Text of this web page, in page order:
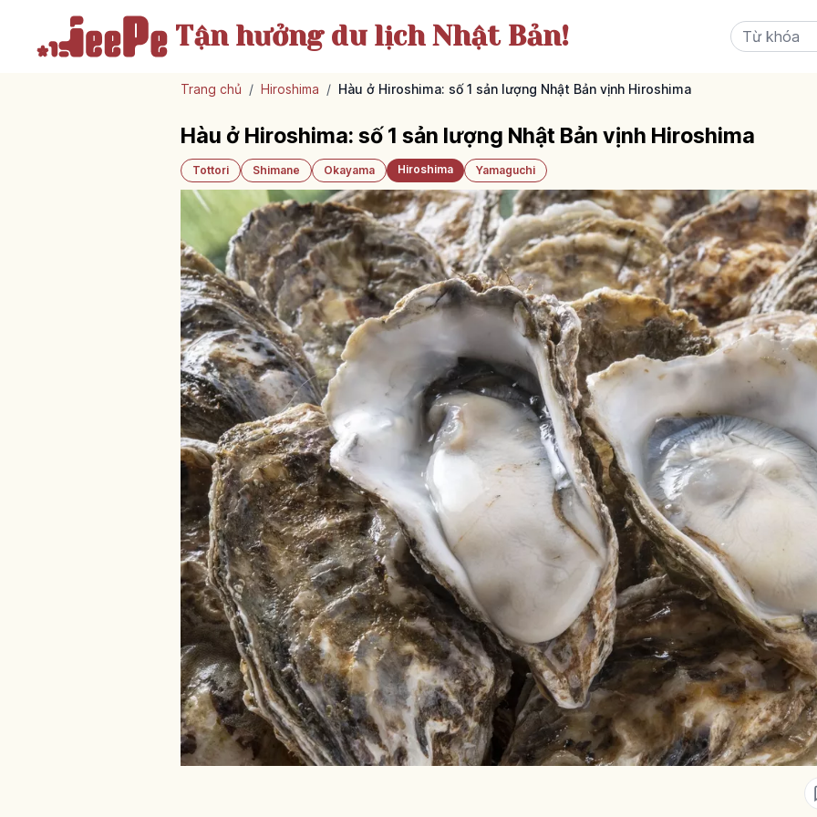
Tận hưởngdu lịch Nhật Bản!
Trang chủ / Hiroshima / Hàu ở Hiroshima: số 1 sản lượng Nhật Bản vịnh Hiroshima
Hàu ở Hiroshima: số 1 sản lượng Nhật Bản vịnh Hiroshima
Tottori Shimane Okayama Hiroshima Yamaguchi